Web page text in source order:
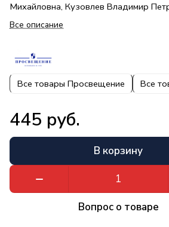
Михайловна, Кузовлев Владимир
Все описание
Все товары Просвещение Все
445 руб.
В корзину
Вопрос о товаре